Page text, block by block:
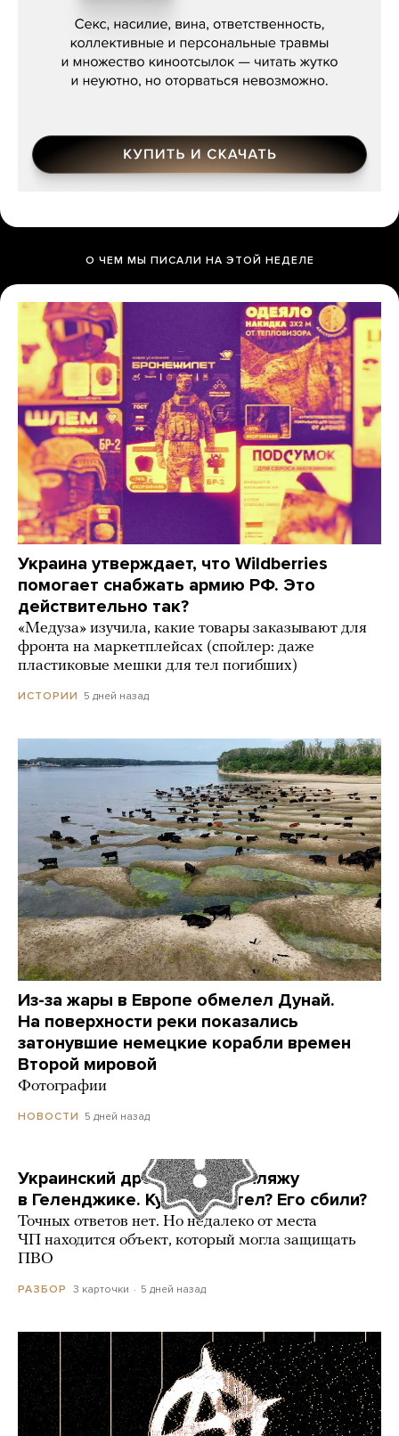
О ЧЕМ МЫ ПИСАЛИ НА ЭТОЙ НЕДЕЛЕ
Украина утверждает, что Wildberries
помогает снабжать армию РФ. Это
действительно так?
«Медуза» изучила, какие товары заказывают для
фронта на маркетплейсах (спойлер: даже
пластиковые мешки для тел погибших)
ИСТОРИИ 5 дней назад
Из-за жары в Европе обмелел Дунай.
На поверхности реки показались
затонувшие немецкие корабли времен
Второй мировой
Фотографии
НОВОСТИ 5 дней назад
Украинский дрон попал по пляжу
в Геленджике. Куда он летел? Его сбили?
Точных ответов нет. Но недалеко от места
ЧП находится объект, который могла защищать
ПВО
РАЗБОР 3 карточки 5 дней назад